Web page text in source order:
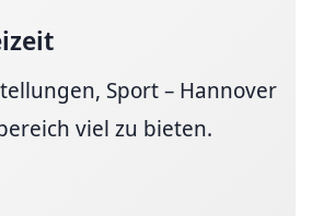
Sport – Hannover
viel zu bieten.